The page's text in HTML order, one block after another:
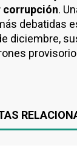
corrupción.
debatidas
diciembre,